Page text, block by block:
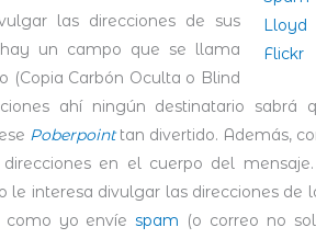
las direcciones de sus
un campo que se llama
(Copia Carbón Oculta o Blind
ahí ningún destinatario sabrá
Poberpointtan divertido. Además,
en el cuerpo del
interesa divulgar las direcciones de
como yo envíespam (o correo no